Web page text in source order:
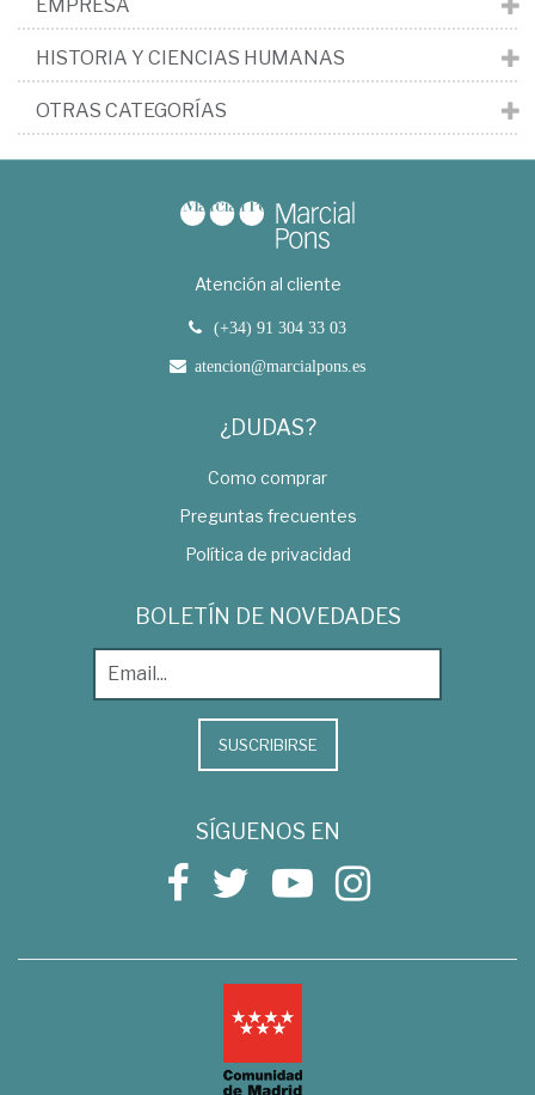
EMPRESA
HISTORIA Y CIENCIAS HUMANAS
OTRAS CATEGORÍAS
Atención al cliente
(+34) 91 304 33 03
atencion@marcialpons.es
¿DUDAS?
Como comprar
Preguntas frecuentes
Política de privacidad
BOLETÍN DE NOVEDADES
SUSCRIBIRSE
SÍGUENOS EN